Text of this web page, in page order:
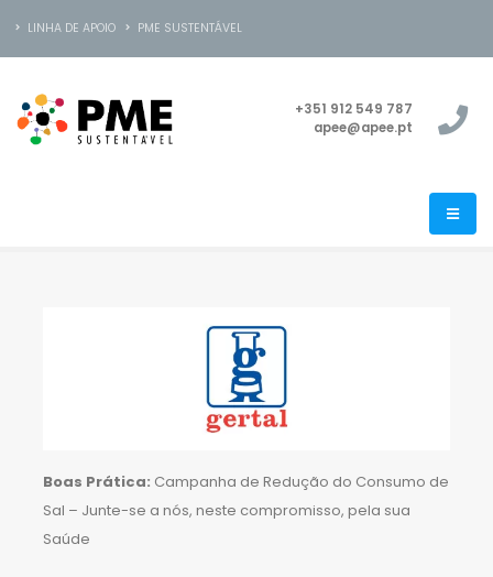
LINHA DE APOIO PME SUSTENTÁVEL
+351 912 549 787
apee@apee.pt
Boas Prática: Campanha de Redução do Consumo de
Sal – Junte-se a nós, neste compromisso, pela sua
Saúde